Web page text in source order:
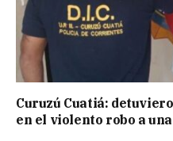
Curuzú Cuatiá:
en el violento robo a